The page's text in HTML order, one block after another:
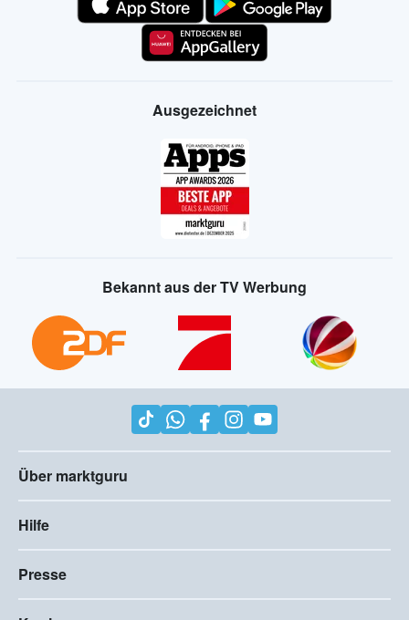
Ausgezeichnet
Bekannt aus der TV Werbung
Über marktguru
Hilfe
Presse